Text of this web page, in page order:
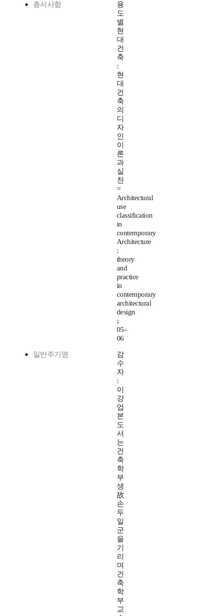
총서사항
용
도
별
현
대
건
축
:
현
대
건
축
의
디
자
인
이
론
과
실
천
=
Architectural
use
classification
in
contemporary
Architecture
:
theory
and
practice
in
contemporary
architectural
design
;
05-
06
일반주기명
감
수
자
:
이
강
업
본
도
서
는
건
축
학
부
생
故
손
두
일
군
을
기
리
며
건
축
학
부
교